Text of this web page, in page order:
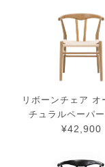
リボーンチェア オ
チュラルペーパ
¥42,900